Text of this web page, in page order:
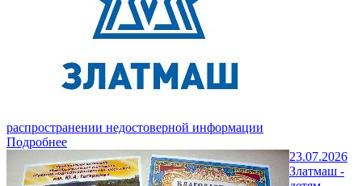
распространении недостоверной информации
Подробнее
23.07.2026
Златмаш -